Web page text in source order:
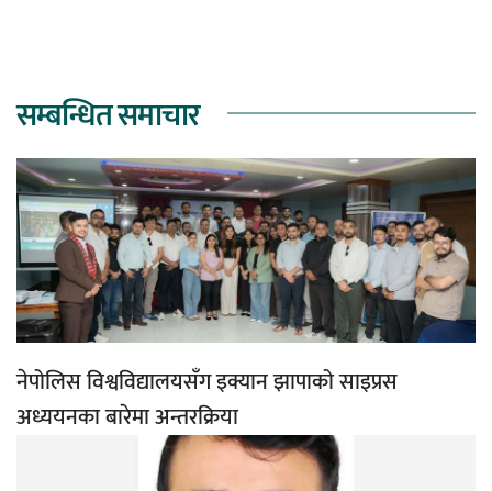
सम्बन्धित समाचार
नेपोलिस विश्वविद्यालयसँग इक्यान झापाको साइप्रस
अध्ययनका बारेमा अन्तरक्रिया